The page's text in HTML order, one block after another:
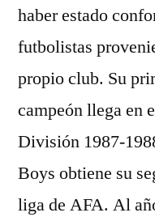
haber estado
futbolistas
propio club. Su
campeón llega en
División 1987-
Boys obtiene su
liga de AFA. Al